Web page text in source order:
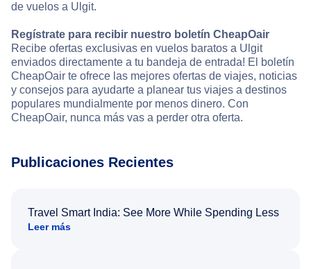
de vuelos a Ulgit.
Regístrate para recibir nuestro boletín CheapOair
Recibe ofertas exclusivas en vuelos baratos a Ulgit
enviados directamente a tu bandeja de entrada! El boletín
CheapOair te ofrece las mejores ofertas de viajes, noticias
y consejos para ayudarte a planear tus viajes a destinos
populares mundialmente por menos dinero. Con
CheapOair, nunca más vas a perder otra oferta.
Publicaciones Recientes
Travel Smart India: See More While Spending Less
Leer más